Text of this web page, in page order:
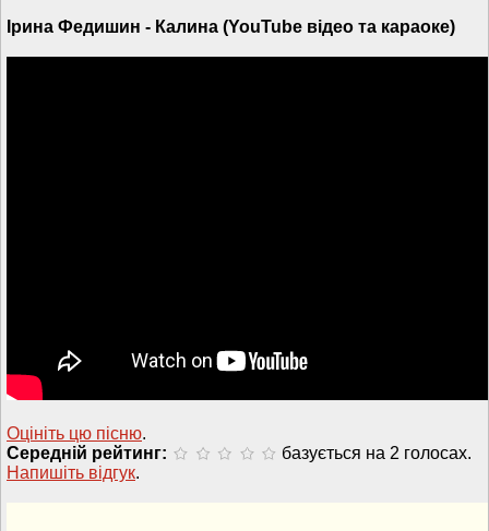
Ірина Федишин - Калина (YouTube відео та караоке)
Оцініть цю пісню.
Середній рейтинг:
базується на 2 голосах.
Напишiть вiдгук.